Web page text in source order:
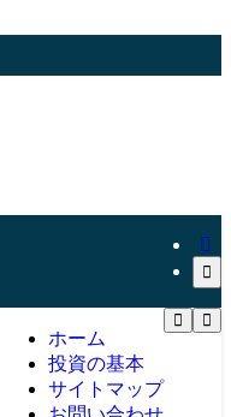
ホーム
投資の基本
サイトマップ